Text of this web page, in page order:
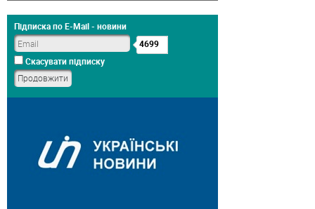
Підписка по E-Mail - новини
4699
Скасувати підписку